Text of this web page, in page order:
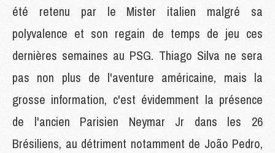
été retenu par le Mister italien malgré sa
polyvalence et son regain de temps de jeu ces
dernières semaines au PSG. Thiago Silva ne sera
pas non plus de l'aventure américaine, mais la
grosse information, c'est évidemment la présence
de l'ancien Parisien Neymar Jr dans les 26
Brésiliens, au détriment notamment de João Pedro,